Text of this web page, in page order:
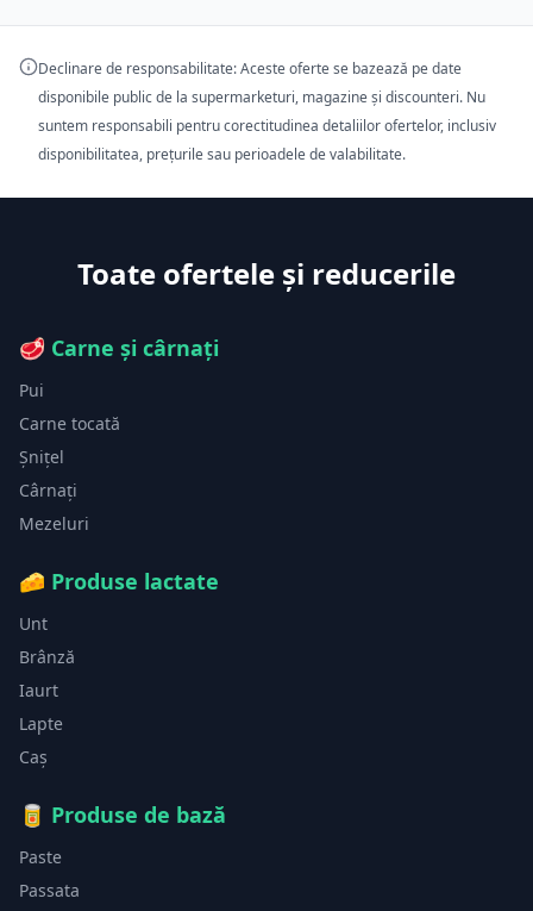
Declinare de responsabilitate: Aceste oferte se bazează pe date
disponibile public de la supermarketuri, magazine și discounteri. Nu
suntem responsabili pentru corectitudinea detaliilor ofertelor, inclusiv
disponibilitatea, prețurile sau perioadele de valabilitate.
Toate ofertele și reducerile
🥩 Carne și cârnați
Pui
Carne tocată
Șnițel
Cârnați
Mezeluri
🧀 Produse lactate
Unt
Brânză
Iaurt
Lapte
Caș
🥫 Produse de bază
Paste
Passata